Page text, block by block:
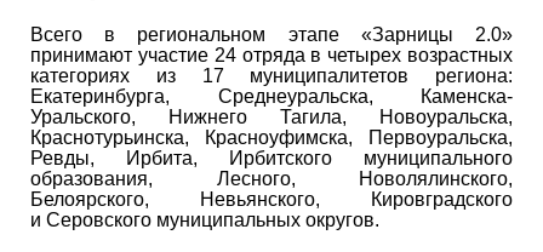
Всего в региональном этапе «Зарницы 2.0»
принимают участие 24 отряда в четырех возрастных
категориях из 17 муниципалитетов региона:
Екатеринбурга, Среднеуральска, Каменска-
Уральского, Нижнего Тагила, Новоуральска,
Краснотурьинска, Красноуфимска, Первоуральска,
Ревды, Ирбита, Ирбитского муниципального
образования, Лесного, Новолялинского,
Белоярского, Невьянского, Кировградского
и Серовского муниципальных округов.